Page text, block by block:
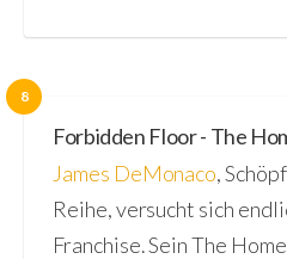
8
Forbidden Floor - The
James DeMonaco,
Reihe, versucht sich
Franchise. Sein The